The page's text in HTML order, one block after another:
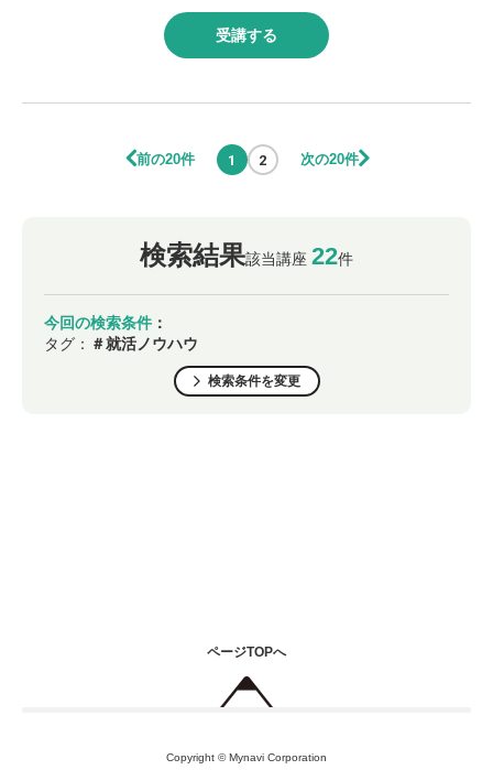
受講する
前の20件 1 2 次の20件
検索結果該当講座 22件
今回の検索条件 ：
タグ： ＃就活ノウハウ
検索条件を変更
ページTOPへ
Copyright © Mynavi Corporation